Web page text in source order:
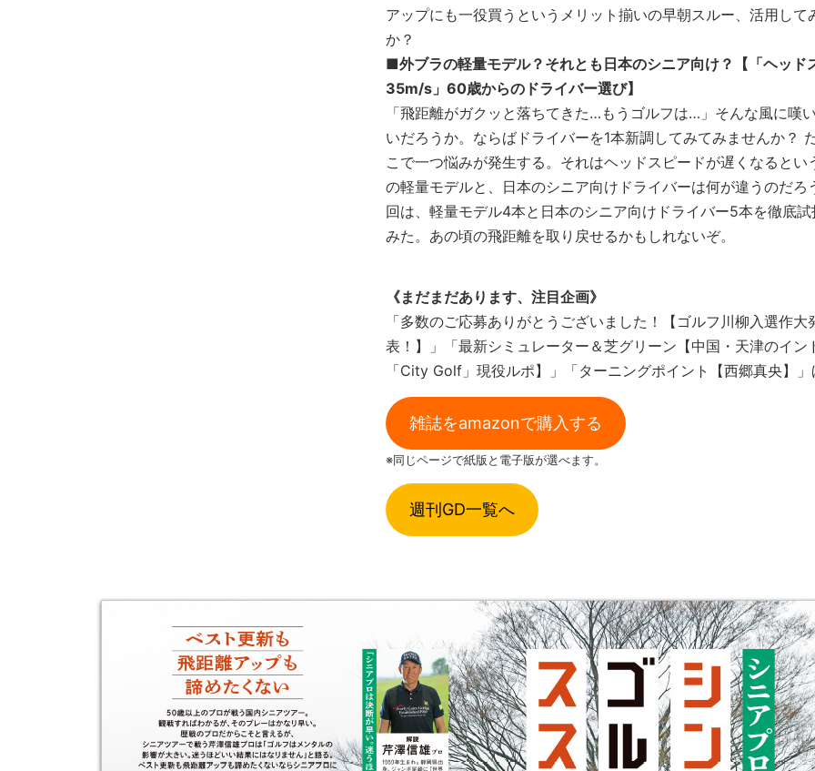
アップにも一役買うというメリット揃いの早朝スルー、活用して
か？
■外ブラの軽量モデル？それとも日本のシニア向け？【「ヘッド
35m/s」60歳からのドライバー選び】
「飛距離がガクッと落ちてきた…もうゴルフは…」そんな風に嘆
いだろうか。ならばドライバーを1本新調してみてみませんか？
こで一つ悩みが発生する。それはヘッドスピードが遅くなるとい
の軽量モデルと、日本のシニア向けドライバーは何が違うのだろ
回は、軽量モデル4本と日本のシニア向けドライバー5本を徹底
みた。あの頃の飛距離を取り戻せるかもしれないぞ。
《まだまだあります、注目企画》
「多数のご応募ありがとうございました！【ゴルフ川柳入選作大
表！】」「最新シミュレーター＆芝グリーン【中国・天津のイン
「City Golf」現役ルポ】」「ターニングポイント【西郷真央】」
雑誌をamazonで購入する
※同じページで紙版と電子版が選べます。
週刊GD一覧へ